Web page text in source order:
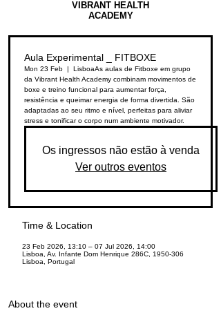
VIBRANT HEALTH
ACADEMY
Aula Experimental _ FITBOXE
Mon 23 Feb
  |
LisboaAs aulas de Fitboxe em grupo
da Vibrant Health Academy combinam movimentos de
boxe e treino funcional para aumentar força,
resistência e queimar energia de forma divertida. São
adaptadas ao seu ritmo e nível, perfeitas para aliviar
stress e tonificar o corpo num ambiente motivador.
Os ingressos não estão à venda
Ver outros eventos
Time & Location
23 Feb 2026, 13:10 – 07 Jul 2026, 14:00
Lisboa, Av. Infante Dom Henrique 286C, 1950-306
Lisboa, Portugal
About the event